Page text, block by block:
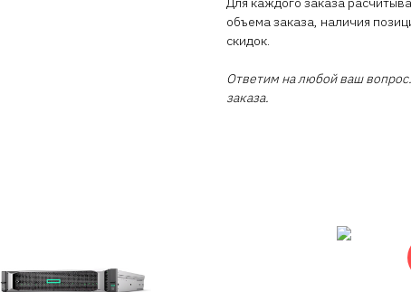
объема заказа, наличия
скидок.
Ответим на любой ваш
заказа.